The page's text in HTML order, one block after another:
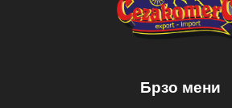
Брзо мени